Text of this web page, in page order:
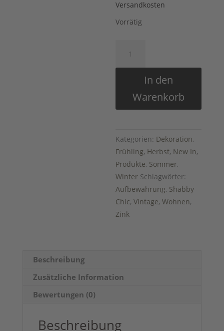
Versandkosten
Vorrätig
mit
Menge
In den
Warenkorb
Kategorien: Dekoration,
Frühling, Herbst, New In,
Produkte, Sommer,
Winter Schlagwörter:
Aufbewahrung, Shabby
Chic,Vintage,Wohnen,
Zink
Beschreibung
Zusätzliche Information
Bewertungen (0)
Beschreibung